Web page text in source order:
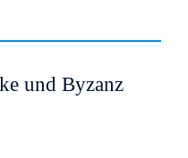
und Byzanz